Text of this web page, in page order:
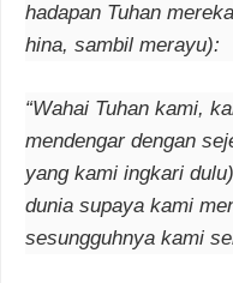
hadapan Tuhan
hina, sambil merayu):
“Wahai Tuhan kami,
mendengar dengan
yang kami ingkari
dunia supaya kami
sesungguhnya kami